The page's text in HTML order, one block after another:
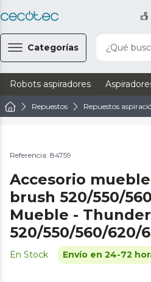
Categorías ¿Qué
Robots aspiradores
Repuestos Repuestos
Referencia: 84759
Accesorio
brush 520/550/
Mueble -
520/550/560/620/
En Stock Envío en 24-72